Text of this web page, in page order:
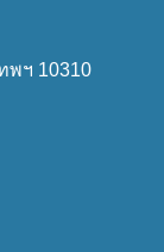
พฯ 10310